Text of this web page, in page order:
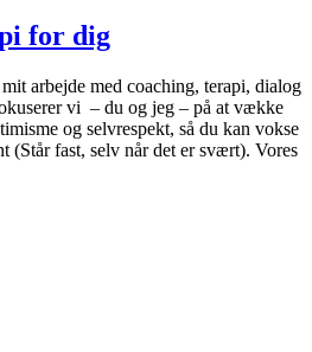
for dig
arbejde med coaching, terapi, dialog
vi – du og jeg – på at vække
og selvrespekt, så du kan vokse
(Står fast, selv når det er svært). Vores